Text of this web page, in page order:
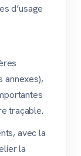
d’usage
annexes),
traçable.
avec la
la